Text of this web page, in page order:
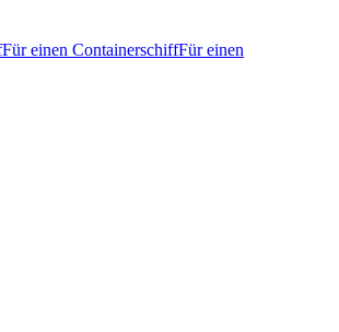
Für einen ContainerschiffFür einen